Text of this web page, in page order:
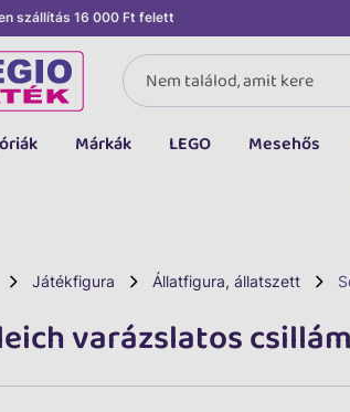
szállítás 16 000 Ft felett
LEGO
Kreatív, fejlesztő
Márkák LEGO Mesehős
Játékfigura Állatfigura, állatszett
varázslatos